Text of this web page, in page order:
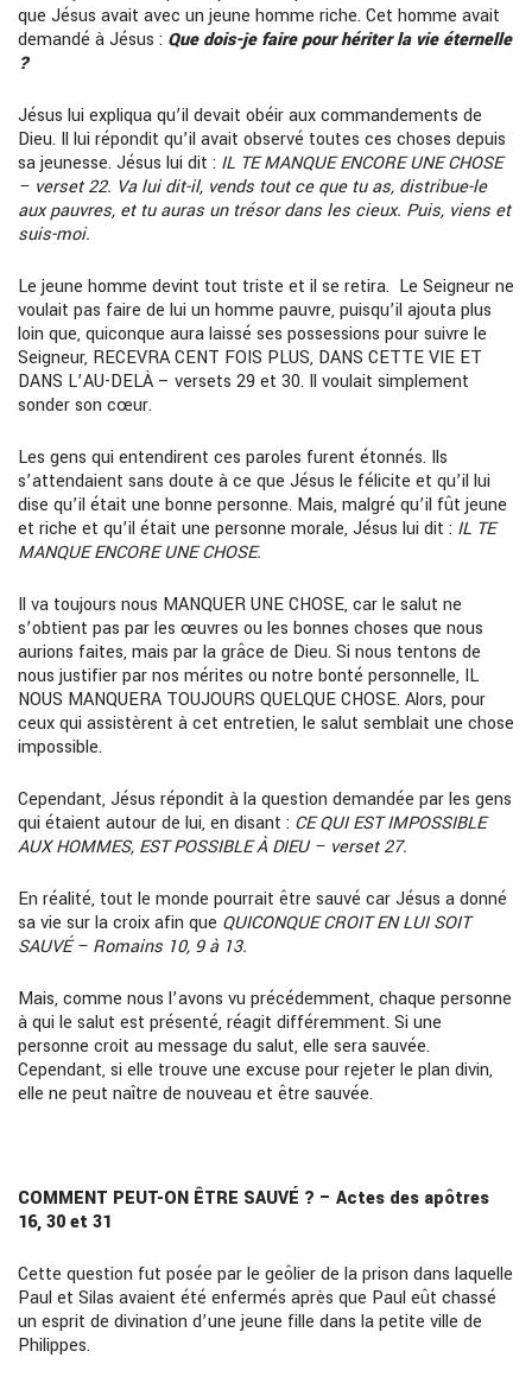
que Jésus avait avec un jeune homme riche. Cet homme avait
demandé à Jésus : Que dois-je faire pour hériter la vie éternelle
?
Jésus lui expliqua qu’il devait obéir aux commandements de
Dieu. Il lui répondit qu’il avait observé toutes ces choses depuis
sa jeunesse. Jésus lui dit : IL TE MANQUE ENCORE UNE CHOSE
– verset 22. Va lui dit-il, vends tout ce que tu as, distribue-le
aux pauvres, et tu auras un trésor dans les cieux. Puis, viens et
suis-moi.
Le jeune homme devint tout triste et il se retira. Le Seigneur ne
voulait pas faire de lui un homme pauvre, puisqu’il ajouta plus
loin que, quiconque aura laissé ses possessions pour suivre le
Seigneur, RECEVRA CENT FOIS PLUS, DANS CETTE VIE ET
DANS L’AU-DELÀ – versets 29 et 30. Il voulait simplement
sonder son cœur.
Les gens qui entendirent ces paroles furent étonnés. Ils
s’attendaient sans doute à ce que Jésus le félicite et qu’il lui
dise qu’il était une bonne personne. Mais, malgré qu’il fût jeune
et riche et qu’il était une personne morale, Jésus lui dit : IL TE
MANQUE ENCORE UNE CHOSE.
Il va toujours nous MANQUER UNE CHOSE, car le salut ne
s’obtient pas par les œuvres ou les bonnes choses que nous
aurions faites, mais par la grâce de Dieu. Si nous tentons de
nous justifier par nos mérites ou notre bonté personnelle, IL
NOUS MANQUERA TOUJOURS QUELQUE CHOSE. Alors, pour
ceux qui assistèrent à cet entretien, le salut semblait une chose
impossible.
Cependant, Jésus répondit à la question demandée par les gens
qui étaient autour de lui, en disant : CE QUI EST IMPOSSIBLE
AUX HOMMES, EST POSSIBLE À DIEU – verset 27.
En réalité, tout le monde pourrait être sauvé car Jésus a donné
sa vie sur la croix afin que QUICONQUE CROIT EN LUI SOIT
SAUVÉ – Romains 10, 9 à 13.
Mais, comme nous l’avons vu précédemment, chaque personne
à qui le salut est présenté, réagit différemment. Si une
personne croit au message du salut, elle sera sauvée.
Cependant, si elle trouve une excuse pour rejeter le plan divin,
elle ne peut naître de nouveau et être sauvée.
COMMENT PEUT-ON ÊTRE SAUVÉ ? – Actes des apôtres
16, 30 et 31
Cette question fut posée par le geôlier de la prison dans laquelle
Paul et Silas avaient été enfermés après que Paul eût chassé
un esprit de divination d’une jeune fille dans la petite ville de
Philippes.